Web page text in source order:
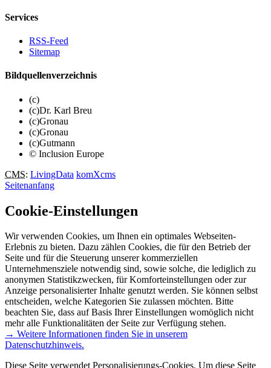
Services
RSS-Feed
Sitemap
Bildquellenverzeichnis
(c)
(c)Dr. Karl Breu
(c)Gronau
(c)Gronau
(c)Gutmann
© Inclusion Europe
CMS: LivingData komXcms
Seitenanfang
Cookie-Einstellungen
Wir verwenden Cookies, um Ihnen ein optimales Webseiten-
Erlebnis zu bieten. Dazu zählen Cookies, die für den Betrieb der
Seite und für die Steuerung unserer kommerziellen
Unternehmensziele notwendig sind, sowie solche, die lediglich zu
anonymen Statistikzwecken, für Komforteinstellungen oder zur
Anzeige personalisierter Inhalte genutzt werden. Sie können selbst
entscheiden, welche Kategorien Sie zulassen möchten. Bitte
beachten Sie, dass auf Basis Ihrer Einstellungen womöglich nicht
mehr alle Funktionalitäten der Seite zur Verfügung stehen.
→ Weitere Informationen finden Sie in unserem
Datenschutzhinweis.
Diese Seite verwendet Personalisierungs-Cookies. Um diese Seite